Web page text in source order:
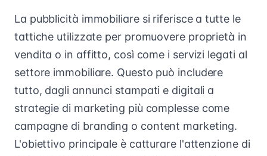
La pubblicità immobiliare si riferisce a tutte le
tattiche utilizzate per promuovere proprietà in
vendita o in affitto, così come i servizi legati al
settore immobiliare. Questo può includere
tutto, dagli annunci stampati e digitali a
strategie di marketing più complesse come
campagne di branding o content marketing.
L'obiettivo principale è catturare l'attenzione di